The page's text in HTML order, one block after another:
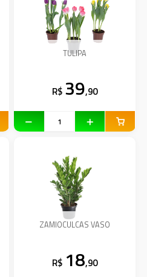
TULIPA
R$ 39,90
ZAMIOCULCAS VASO
R$ 18,90